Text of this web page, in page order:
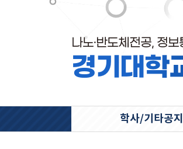
나노·반도체전공, 정
경기대학
학사/기타공지